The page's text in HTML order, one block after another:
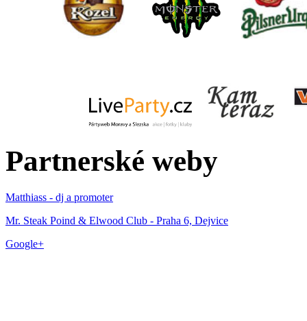
Partnerské weby
Matthiass - dj a promoter
Mr. Steak Poind & Elwood Club - Praha 6, Dejvice
Google+